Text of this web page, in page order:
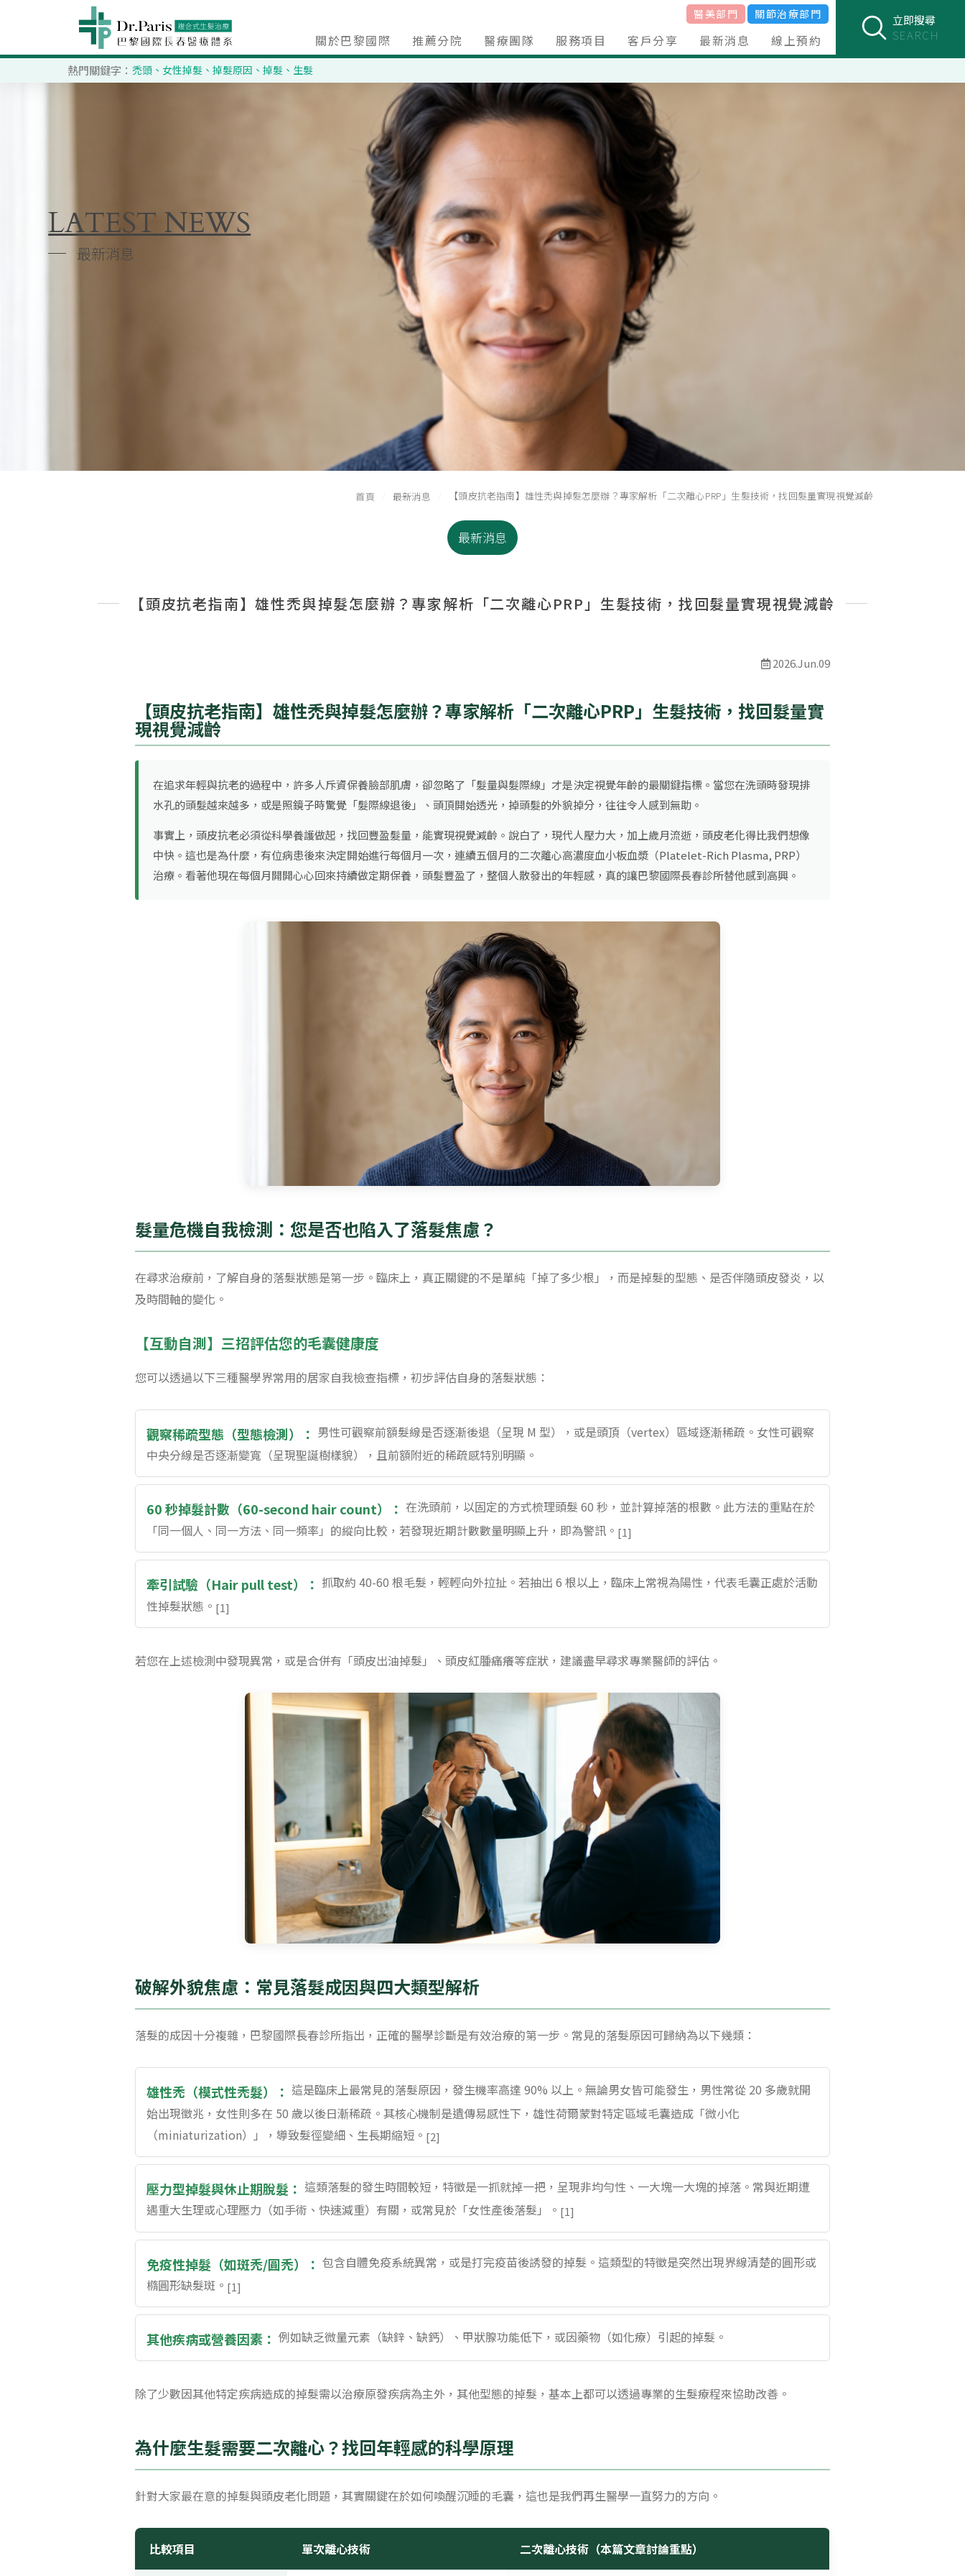
醫美部門 關節治療部門
立即搜尋
SEARCH
關於巴黎國際 推薦分院 醫療團隊 服務項目
複合式生髮治療
焦點療程
名人實感推薦
客戶分享 最新消息 線上預約
熱門關鍵字：禿頭 、女性掉髮 、掉髮原因 、掉髮 、 生髮
LATEST NEWS
最新消息
首頁 最新消息 【頭皮抗老指南】雄性禿與掉髮怎麼辦？專家解析「二次離心PRP」生髮技術，找回髮量實現視覺減齡
最新消息
【頭皮抗老指南】雄性禿與掉髮怎麼辦？專家解析「二次離心PRP」生髮技術，找回髮量實現視覺減齡
2026.Jun.09
【頭皮抗老指南】雄性禿與掉髮怎麼辦？專家解析「二次離心PRP」生髮技術，找回髮量實
現視覺減齡
在追求年輕與抗老的過程中，許多人斥資保養臉部肌膚，卻忽略了「髮量與髮際線」才是決定視覺年齡的最關鍵指標。當您在洗頭時發現排
水孔的頭髮越來越多，或是照鏡子時驚覺「髮際線退後」、頭頂開始透光，掉頭髮的外貌掉分，往往令人感到無助。
事實上，頭皮抗老必須從科學養護做起，找回豐盈髮量，能實現視覺減齡。說白了，現代人壓力大，加上歲月流逝，頭皮老化得比我們想像
中快。這也是為什麼，有位病患後來決定開始進行每個月一次，連續五個月的二次離心高濃度血小板血漿（Platelet-Rich Plasma, PRP）
治療。看著他現在每個月開開心心回來持續做定期保養，頭髮豐盈了，整個人散發出的年輕感，真的讓巴黎國際長春診所替他感到高興。
髮量危機自我檢測：您是否也陷入了落髮焦慮？
在尋求治療前，了解自身的落髮狀態是第一步。臨床上，真正關鍵的不是單純「掉了多少根」，而是掉髮的型態、是否伴隨頭皮發炎，以
及時間軸的變化。
【互動自測】三招評估您的毛囊健康度
您可以透過以下三種醫學界常用的居家自我檢查指標，初步評估自身的落髮狀態：
觀察稀疏型態（型態檢測）： 男性可觀察前額髮線是否逐漸後退（呈現 M 型），或是頭頂（vertex）區域逐漸稀疏。女性可觀察
中央分線是否逐漸變寬（呈現聖誕樹樣貌），且前額附近的稀疏感特別明顯。
60 秒掉髮計數（60-second hair count）： 在洗頭前，以固定的方式梳理頭髮 60 秒，並計算掉落的根數。此方法的重點在於
「同一個人、同一方法、同一頻率」的縱向比較，若發現近期計數數量明顯上升，即為警訊。 [1]
牽引試驗（Hair pull test）： 抓取約 40-60 根毛髮，輕輕向外拉扯。若抽出 6 根以上，臨床上常視為陽性，代表毛囊正處於活動
性掉髮狀態。 [1]
若您在上述檢測中發現異常，或是合併有「頭皮出油掉髮」、頭皮紅腫痛癢等症狀，建議盡早尋求專業醫師的評估。
破解外貌焦慮：常見落髮成因與四大類型解析
落髮的成因十分複雜，巴黎國際長春診所指出，正確的醫學診斷是有效治療的第一步。常見的落髮原因可歸納為以下幾類：
雄性禿（模式性禿髮）： 這是臨床上最常見的落髮原因，發生機率高達 90% 以上。無論男女皆可能發生，男性常從 20 多歲就開
始出現徵兆，女性則多在 50 歲以後日漸稀疏。其核心機制是遺傳易感性下，雄性荷爾蒙對特定區域毛囊造成「微小化
（miniaturization）」，導致髮徑變細、生長期縮短。 [2]
壓力型掉髮與休止期脫髮： 這類落髮的發生時間較短，特徵是一抓就掉一把，呈現非均勻性、一大塊一大塊的掉落。常與近期遭
遇重大生理或心理壓力（如手術、快速減重）有關，或常見於「女性產後落髮」。 [1]
免疫性掉髮（如斑禿/圓禿）： 包含自體免疫系統異常，或是打完疫苗後誘發的掉髮。這類型的特徵是突然出現界線清楚的圓形或
橢圓形缺髮斑。 [1]
其他疾病或營養因素： 例如缺乏微量元素（缺鋅、缺鈣）、甲狀腺功能低下，或因藥物（如化療）引起的掉髮。
除了少數因其他特定疾病造成的掉髮需以治療原發疾病為主外，其他型態的掉髮，基本上都可以透過專業的生髮療程來協助改善。
為什麼生髮需要二次離心？找回年輕感的科學原理
針對大家最在意的掉髮與頭皮老化問題，其實關鍵在於如何喚醒沉睡的毛囊，這也是我們再生醫學一直努力的方向。
比較項目 單次離心技術 二次離心技術（本篇文章討論重點）